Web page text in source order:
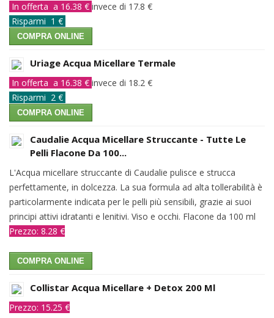
In offerta a 16.38 € invece di 17.8 €
Risparmi 1 €
COMPRA ONLINE
Uriage Acqua Micellare Termale
In offerta a 16.38 € invece di 18.2 €
Risparmi 2 €
COMPRA ONLINE
Caudalie Acqua Micellare Struccante - Tutte Le
Pelli Flacone Da 100...
L'Acqua micellare struccante di Caudalie pulisce e strucca
perfettamente, in dolcezza. La sua formula ad alta tollerabilità è
particolarmente indicata per le pelli più sensibili, grazie ai suoi
principi attivi idratanti e lenitivi. Viso e occhi. Flacone da 100 ml
Prezzo: 8.28 €
COMPRA ONLINE
Collistar Acqua Micellare + Detox 200 Ml
Prezzo: 15.25 €